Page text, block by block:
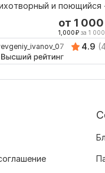
и поющийся
от 1 000
1,000₽ за 1 000
4.9